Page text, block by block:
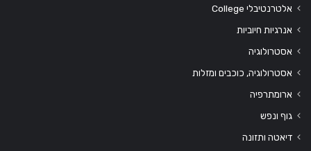
אלטרנטיבלי College
אנרגיות חיוביות
אסטרולוגיה
אסטרולוגיה, כוכבים ומזלות
ארומתרפיה
גוף ונפש
דיאטה ותזונה